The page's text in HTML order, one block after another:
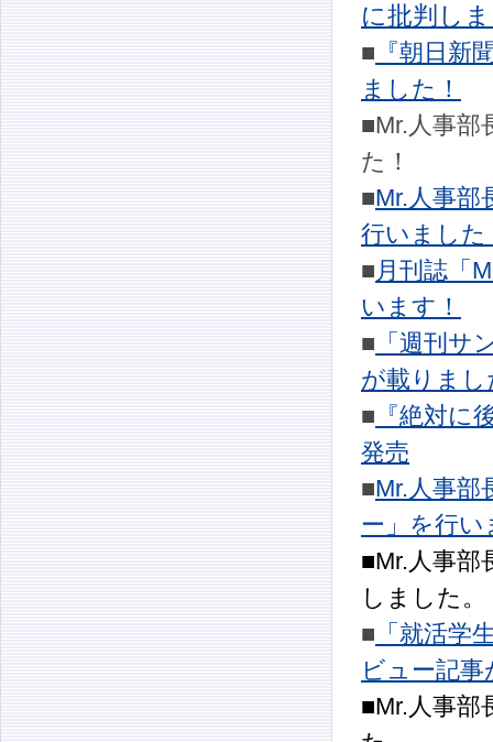
に批判し
■ 『朝日新
ました！
■Mr.人事部
た！
■Mr.人事部
行いました
■月刊誌「
います！
■ 「週刊サ
が載りまし
■ 『絶対に
発売
■Mr.人事部
ー」を行い
■Mr.人事部
しました。
■ 「就活学
ビュー記
■Mr.人事部